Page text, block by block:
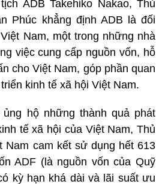
ADB Takehiko Nakao, Thủ
Phúc khẳng định ADB là đối
Nam, một trong những nhà
việc cung cấp nguồn vốn, hỗ
cho Việt Nam, góp phần quan
kinh tế xã hội Việt Nam.
ủng hộ những thành quả phát
tế xã hội của Việt Nam, Thủ
Nam cam kết sử dụng hết 613
ADF (là nguồn vốn của Quỹ
kỳ hạn khá dài và lãi suất ưu